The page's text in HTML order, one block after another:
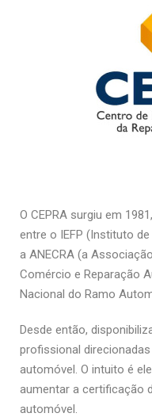
O CEPRA surgiu em
entre o IEFP (Instituto
a ANECRA (a
Comércio e Reparação
Nacional do Ramo
Desde então,
profissional
automóvel. O intuito é
aumentar a certificação
automóvel.